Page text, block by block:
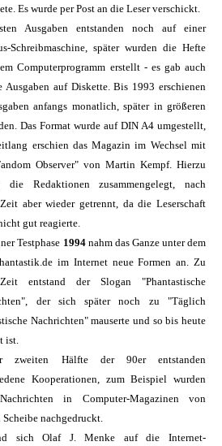
Es wurde per Post an die Leser verschickt.
Ausgaben entstanden noch auf einer
Schreibmaschine, später wurden die Hefte
Computerprogramm erstellt - es gab auch
Ausgaben auf Diskette. Bis 1993 erschienen
anfangs monatlich, später in größeren
Das Format wurde auf DIN A4 umgestellt,
erschien das Magazin im Wechsel mit
Observer" von Martin Kempf. Hierzu
die Redaktionen zusammengelegt, nach
aber wieder getrennt, da die Leserschaft
gut reagierte.
Testphase 1994nahm das Ganze unter dem
im Internet neue Formen an. Zu
entstand der Slogan "Phantastische
der sich später noch zu "Täglich
Nachrichten" mauserte und so bis heute
ist.
zweiten Hälfte der 90er entstanden
Kooperationen, zum Beispiel wurden
in Computer-Magazinen von
Scheibe nachgedruckt.
sich Olaf J. Menke auf die Internet-